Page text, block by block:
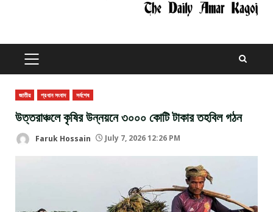
PRIMARY
MENU
জাতীয় প্রধান সংবাদ সর্বশেষ
উত্তরাঞ্চলে কৃষির উন্নয়নে ৩০০০ কোটি টাকার তহবিল গঠন
Faruk Hossain July 7, 2026 12:26 PM